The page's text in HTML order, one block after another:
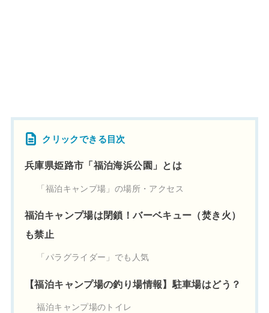
クリックできる目次
兵庫県姫路市「福泊海浜公園」とは
「福泊キャンプ場」の場所・アクセス
福泊キャンプ場は閉鎖！バーベキュー（焚き火）
も禁止
「パラグライダー」でも人気
【福泊キャンプ場の釣り場情報】駐車場はどう？
福泊キャンプ場のトイレ